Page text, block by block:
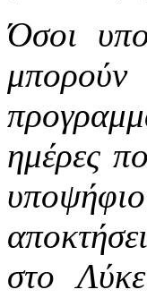
Όσοι
ημέρες
στο